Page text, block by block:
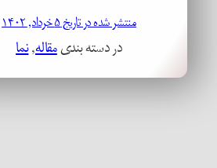
منتشر شده در تاریخ ۵ خرداد, ۱۴۰۲
در دسته بندیمقاله, نما